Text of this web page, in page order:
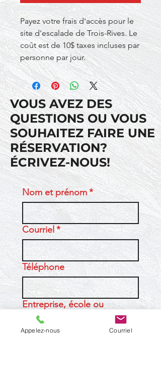
Payez votre frais d'accès pour le
site d'escalade de Trois-Rives. Le
coût est de 10$ taxes incluses par
personne par jour.
VOUS AVEZ DES
QUESTIONS OU VOUS
SOUHAITEZ FAIRE UNE
RÉSERVATION?
ÉCRIVEZ-NOUS!
Nom et prénom*
Courriel *
Téléphone
Entreprise, école ou
organisation (si applicable)
Appelez-nous Courriel